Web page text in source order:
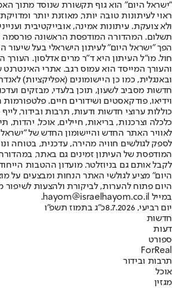
"ישראל היום" הוא גוף תקשורת שנוסד מתוך
ראוי לעיתונות טובה יותר, מאוזנת יותר
ולא צועקת. עיתונות אמינה, אובייקטיבית
הפך "ישראל היום" לעיתון הישראלי בעל שיעור
חול. מו"ל העיתון היא ד"ר מרים אדלסון. העורך
והעורך המייסד הוא עמוס רגב. אתרי
חדשות מסביב לשעון, תוכן בלעדי, מבזקים
וידיאו, פודקאסטים ושידורים חיים.
כוללות ערוצי חדשות ודעות, תרבות ובידור, לייף
לאוויר האתר החדש והיישומון החדש של
לספק לגולשים חוויה מהירה, עדכנית, בטוחה
המודפסת של העיתון זמינים גם באתר,
לקבל אותם גם בניוזלטר. מועדון ההטבות
היום" מציע לגולשי האתר הנחות ומבצעים על
היום פתוח להערות, לביקורת ולהצעות לשיפור
במייל hayom@israelhayom.co.il.
יום רביעי, 8.7.2026
כ"ג בתמוז תשפ"ו
חדשות
דעות
ספורט
ForReal
תרבות ובידור
אוכל
מגזין